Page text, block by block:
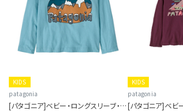
KIDS
patagonia
[パタゴニア]ベビー・ロングスリーブ・フィッツロイ・フラーリーズ・Tシャツ
KIDS
patagonia